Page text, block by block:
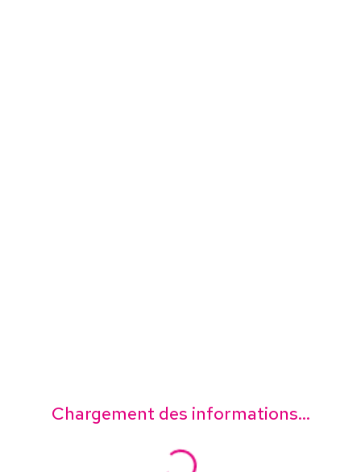
Chargement des informations...